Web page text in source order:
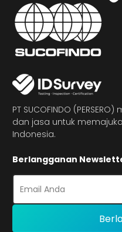
PT SUCOFINDO
dan jasa untuk
Indonesia.
Berlangganan